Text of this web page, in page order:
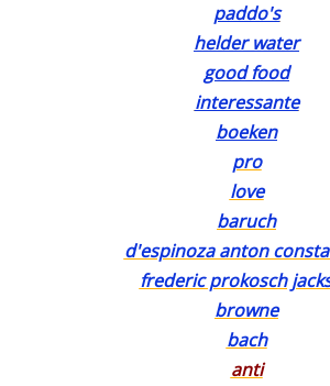
paddo's
helder water
good food
interessante
boeken
pro
love
baruch
d'espinoza anton
frederic prokosch
browne
bach
anti